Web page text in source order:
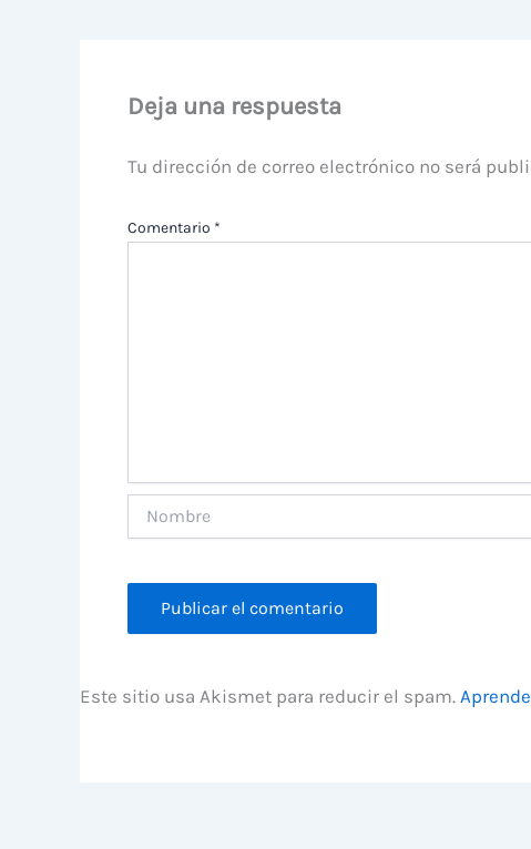
Deja una respuesta
Tu dirección de correo electrónico no será
Comentario *
Este sitio usa Akismet para reducir el spam.